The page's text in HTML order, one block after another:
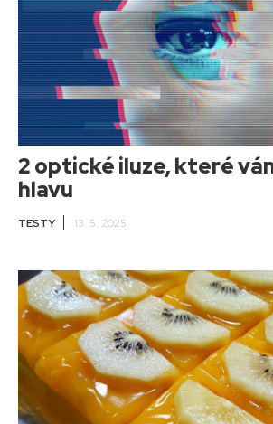
2 optické iluze, které
hlavu
TESTY 13. 5. 2025